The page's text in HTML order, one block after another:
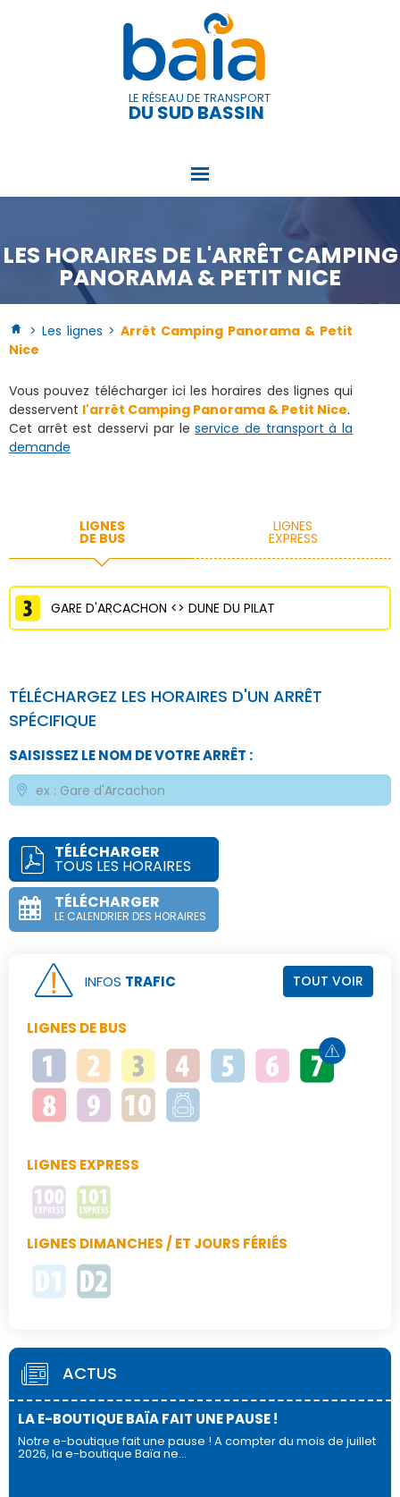
LE RÉSEAU DE TRANSPORT
DU SUD BASSIN
LES HORAIRES DE L'ARRÊT CAMPING
PANORAMA & PETIT NICE
> Les lignes >Arrêt Camping Panorama & Petit
Nice
Vous pouvez télécharger ici les horaires des lignes qui
desservent l'arrêt Camping Panorama & Petit Nice.
Cet arrêt est desservi par leservice de transport à la
demande
LIGNES
DE BUS
LIGNES
EXPRESS
GARE D'ARCACHON <> DUNE DU PILAT
TÉLÉCHARGEZ LES HORAIRES D'UN ARRÊT
SPÉCIFIQUE
SAISISSEZ LE NOM DE VOTRE ARRÊT :
TÉLÉCHARGER
TOUS LES HORAIRES
TÉLÉCHARGER
LE CALENDRIER DES HORAIRES
INFOS TRAFIC TOUT VOIR
LIGNES DE BUS
LIGNES EXPRESS
LIGNES DIMANCHES / ET JOURS FÉRIÉS
ACTUS
LA E-BOUTIQUE BAÏA FAIT UNE PAUSE !
Notre e-boutique fait une pause ! A compter du mois de juillet
2026, la e-boutique Baïa ne…